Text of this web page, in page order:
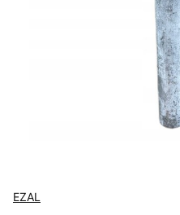
EZAL